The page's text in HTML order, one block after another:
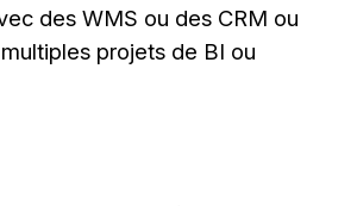
des WMS ou des CRM ou
projets de BI ou